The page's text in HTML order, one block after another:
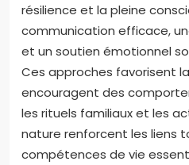
résilience et la pleine
communication efficace,
et un soutien émotionnel
Ces approches favorisent
encouragent des
les rituels familiaux et les
nature renforcent les liens
compétences de vie